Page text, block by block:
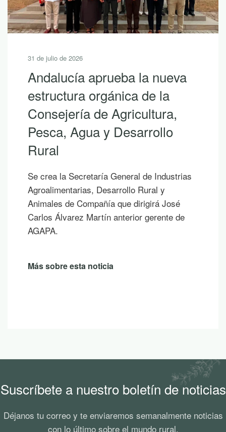
31 de julio de 2026
Andalucía aprueba la nueva
estructura orgánica de la
Consejería de Agricultura,
Pesca, Agua y Desarrollo
Rural
Se crea la Secretaría General de Industrias
Agroalimentarias, Desarrollo Rural y
Animales de Compañía que dirigirá José
Carlos Álvarez Martín anterior gerente de
AGAPA.
Más sobre esta noticia
Suscríbete a nuestro boletín de noticias
Déjanos tu correo y te enviaremos semanalmente noticias
con lo último sobre el mundo rural.